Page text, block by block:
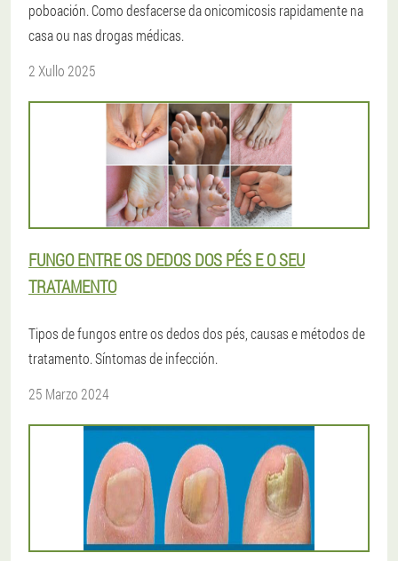
poboación. Como desfacerse da onicomicosis rapidamente na
casa ou nas drogas médicas.
2 Xullo 2025
FUNGO ENTRE OS DEDOS DOS PÉS E O SEU
TRATAMENTO
Tipos de fungos entre os dedos dos pés, causas e métodos de
tratamento. Síntomas de infección.
25 Marzo 2024